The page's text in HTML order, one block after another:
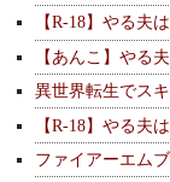
【R-18】やる夫
【あんこ】やる
異世界転生でス
【R-18】やる夫
ファイアーエム